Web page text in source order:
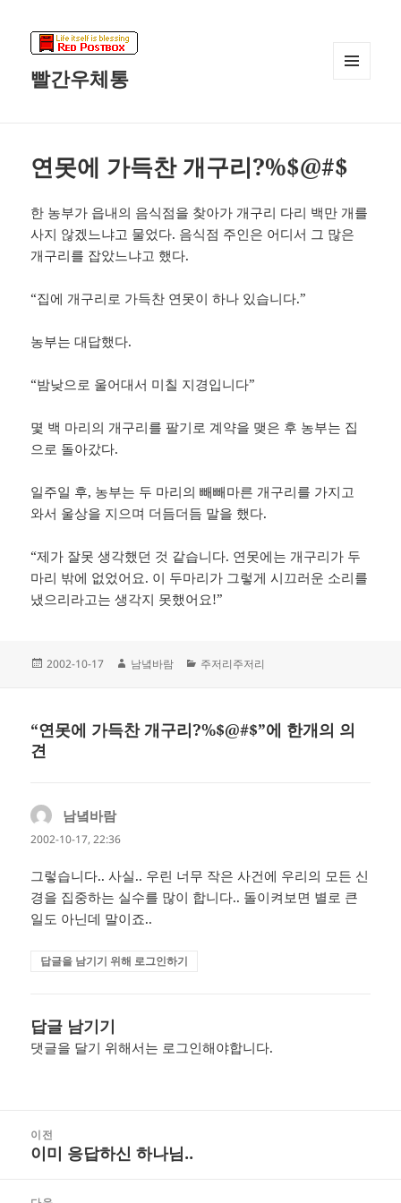
빨간우체통
연못에 가득찬 개구리?%$@#$
한 농부가 읍내의 음식점을 찾아가 개구리 다리 백만 개를
사지 않겠느냐고 물었다. 음식점 주인은 어디서 그 많은
개구리를 잡았느냐고 했다.
“집에 개구리로 가득찬 연못이 하나 있습니다.”
농부는 대답했다.
“밤낮으로 울어대서 미칠 지경입니다”
몇 백 마리의 개구리를 팔기로 계약을 맺은 후 농부는 집
으로 돌아갔다.
일주일 후, 농부는 두 마리의 빼빼마른 개구리를 가지고
와서 울상을 지으며 더듬더듬 말을 했다.
“제가 잘못 생각했던 것 같습니다. 연못에는 개구리가 두
마리 밖에 없었어요. 이 두마리가 그렇게 시끄러운 소리를
냈으리라고는 생각지 못했어요!”
작
2002-10-17
글
남녘바람
카
주저리주저리
“연못에 가득찬 개구리?%$@#$”에 한개의 의
견
남녘바람댓
글:
2002-10-17, 22:36
그렇습니다.. 사실.. 우린 너무 작은 사건에 우리의 모든 신
경을 집중하는 실수를 많이 합니다.. 돌이켜보면 별로 큰
일도 아닌데 말이죠..
답글을 남기기 위해 로그인하기
답글 남기기
댓글을 달기 위해서는 로그인해야합니다.
이전
이
글:
이미 응답하신 하나님..